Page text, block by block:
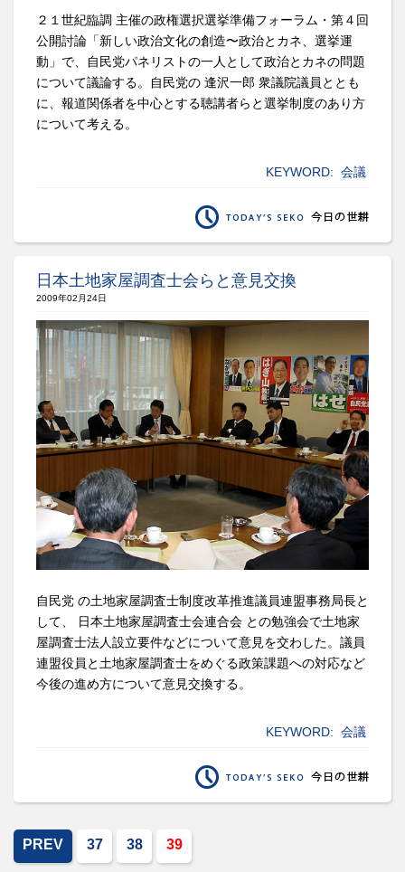
２１世紀臨調 主催の政権選択選挙準備フォーラム・第４回
公開討論「新しい政治文化の創造〜政治とカネ、選挙運
動」で、自民党パネリストの一人として政治とカネの問題
について議論する。自民党の 逢沢一郎 衆議院議員ととも
に、報道関係者を中心とする聴講者らと選挙制度のあり方
について考える。
KEYWORD: 会議
日本土地家屋調査士会らと意見交換
2009年02月24日
自民党 の土地家屋調査士制度改革推進議員連盟事務局長と
して、 日本土地家屋調査士会連合会 との勉強会で土地家
屋調査士法人設立要件などについて意見を交わした。議員
連盟役員と土地家屋調査士をめぐる政策課題への対応など
今後の進め方について意見交換する。
KEYWORD: 会議
PREV 37 38 39